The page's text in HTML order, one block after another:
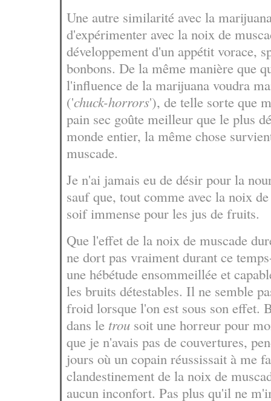
Une autre similarité avec la
d'expérimenter avec la noix de
développement d'un appétit vorace,
bonbons. De la même manière que
l'influence de la marijuana voudra
('chuck-horrors'), de telle sorte que
pain sec goûte meilleur que le plus
monde entier, la même chose
muscade.
Je n'ai jamais eu de désir pour la
sauf que, tout comme avec la noix
soif immense pour les jus de fruits.
Que l'effet de la noix de muscade
ne dort pas vraiment durant ce
une hébétude ensommeillée et
les bruits détestables. Il ne semble
froid lorsque l'on est sous son effet.
dans le trou soit une horreur pour
que je n'avais pas de couvertures,
jours où un copain réussissait à me
clandestinement de la noix de
aucun inconfort. Pas plus qu'il ne